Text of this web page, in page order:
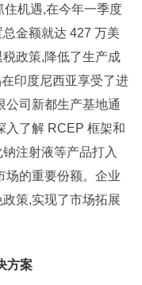
住机遇,在今年一季度
金额就达 427 万美
政策,降低了生产成
印度尼西亚享受了进
公司新都生产基地通
入了解 RCEP 框架和
注射液等产品打入
场的重要份额。企业
策,实现了市场拓展
方案